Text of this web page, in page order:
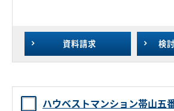
資料請求 検
ハウベストマンション帯山五